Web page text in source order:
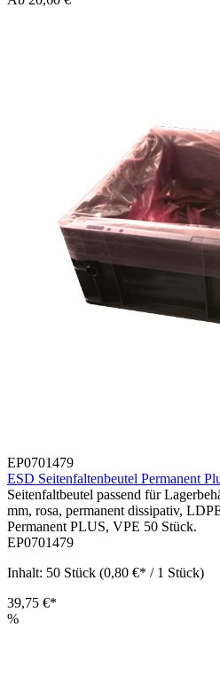
EP0701479
ESD Seitenfaltenbeutel Permanent
Seitenfaltbeutel passend für
mm, rosa, permanent dissipativ,
Permanent PLUS, VPE 50 Stück.
EP0701479
Inhalt: 50 Stück (0,80 €* / 1 Stück)
39,75 €*
%